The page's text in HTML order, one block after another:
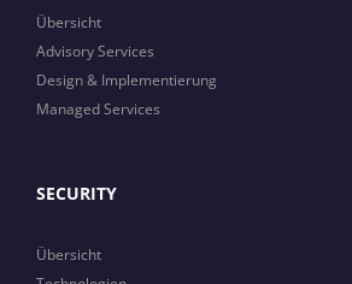
Übersicht
Advisory Services
Design & Implementierung
Managed Services
SECURITY
Übersicht